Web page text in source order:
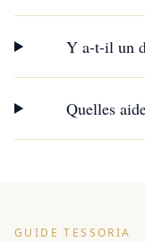
Y a-t-il un
Quelles
GUIDE TESSORIA